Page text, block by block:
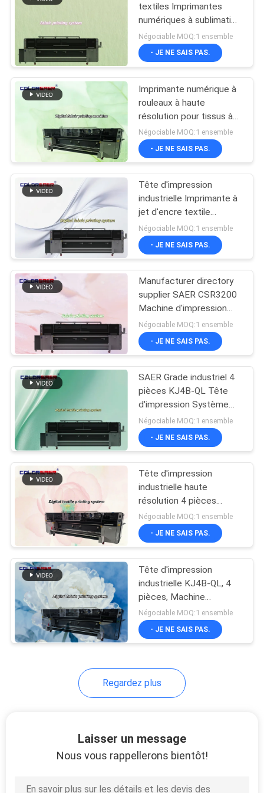
imprimante
dissolvante d'eco
106
Machine
d'impression de
drapeau
machine
d'impression de
sublimation
178
Traceur de tissu
192
Imprimante de tête
d'Epson
130
appareil de
sublimation
textiles Imprimantes
numériques à sublimation
de tissu Facile à utiliser
Multicolore
Négociable MOQ:1 ensemble
- JE NE SAIS PAS.
Imprimante numérique à
rouleaux à haute
résolution pour tissus à
rouleaux avec chauffage
infrarouge éloigné,
machine tout-en-un pour
et de polyester
Négociable MOQ:1 ensemble
- JE NE SAIS PAS.
Tête d'impression
industrielle Imprimante à
jet d'encre textile
numérique à rouleau à
rouleau haute efficacité
Négociable MOQ:1 ensemble
- JE NE SAIS PAS.
Manufacturer directory
supplier SAER CSR3200
Machine d'impression
textile grand format
avec unité de chauffage
par fixation
Négociable MOQ:1 ensemble
- JE NE SAIS PAS.
SAER Grade industriel 4
pièces KJ4B-QL Tête
d'impression Système
d'impression textile
grand format avec
sublimation et encre
Négociable MOQ:1 ensemble
- JE NE SAIS PAS.
Tête d'impression
industrielle haute
résolution 4 pièces
KJ4B-QL système
d'impression textile
grand format avec
sublimation
Négociable MOQ:1 ensemble
- JE NE SAIS PAS.
Tête d'impression
industrielle KJ4B-QL, 4
pièces, Machine
d'impression numérique
sur tissu, équipement
d'imprimante numérique
Négociable MOQ:1 ensemble
- JE NE SAIS PAS.
Regardez plus
Laisser un message
Nous vous rappellerons bientôt!